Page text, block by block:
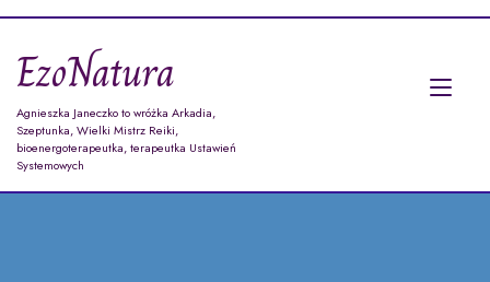
EzoNatura
Agnieszka Janeczko to wróżka Arkadia,
Szeptunka, Wielki Mistrz Reiki,
bioenergoterapeutka, terapeutka Ustawień
Systemowych